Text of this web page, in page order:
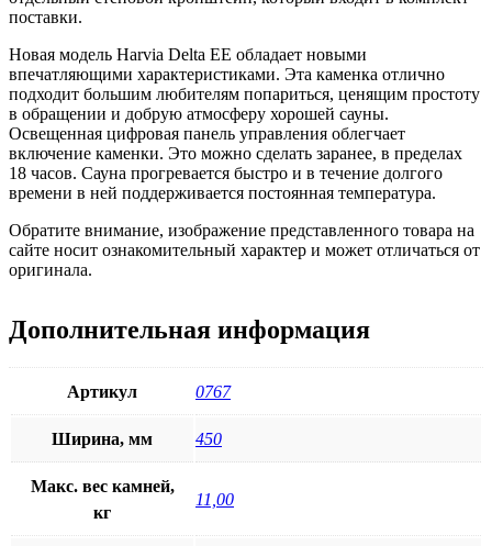
поставки.
Новая модель Harvia Delta EE обладает новыми
впечатляющими характеристиками. Эта каменка отлично
подходит большим любителям попариться, ценящим простоту
в обращении и добрую атмосферу хорошей сауны.
Освещенная цифровая панель управления облегчает
включение каменки. Это можно сделать заранее, в пределах
18 часов. Сауна прогревается быстро и в течение долгого
времени в ней поддерживается постоянная температура.
Обратите внимание, изображение представленного товара на
сайте носит ознакомительный характер и может отличаться от
оригинала.
Дополнительная информация
Артикул 0767
Ширина, мм 450
Макс. вес камней,
кг
11,00